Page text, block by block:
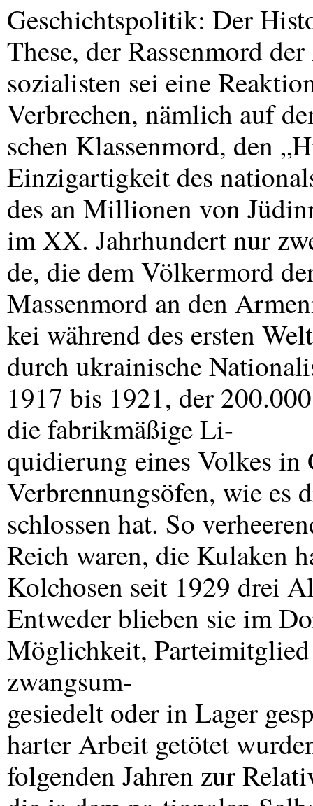
Geschichtspolitik: Der
These, der Rassenmord
sozialisten sei eine
Verbrechen, nämlich auf
schen Klassenmord, den
Einzigartigkeit des
des an Millionen von
im XX. Jahrhundert nur
de, die dem Völkermord
Massenmord an den
kei während des ersten
durch ukrainische
1917 bis 1921, der
die fabrikmäßige Li-
quidierung eines Volkes in
Verbrennungsöfen, wie es
schlossen hat. So
Reich waren, die Kulaken
Kolchosen seit 1929 drei
Entweder blieben sie im
Möglichkeit,
zwangsum-
gesiedelt oder in Lager
harter Arbeit getötet
folgenden Jahren zur